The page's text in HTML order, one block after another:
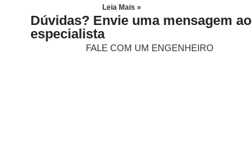
Leia Mais »
Dúvidas? Envie uma mensagem ao
especialista
FALE COM UM ENGENHEIRO